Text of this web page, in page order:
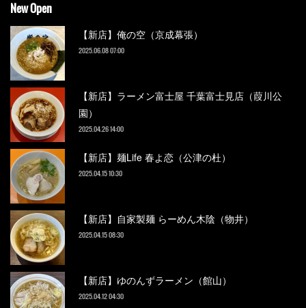
New Open
【新店】俺の空（京成幕張）
2025.06.08 07:00
【新店】ラーメン富士屋 千葉富士見店（葭川公
園）
2025.04.26 14:00
【新店】麺Life 春よ恋（公津の杜）
2025.04.15 10:30
【新店】自家製麺 らーめん木陰（物井）
2025.04.15 08:30
【新店】ゆのんずラーメン（館山）
2025.04.12 04:30